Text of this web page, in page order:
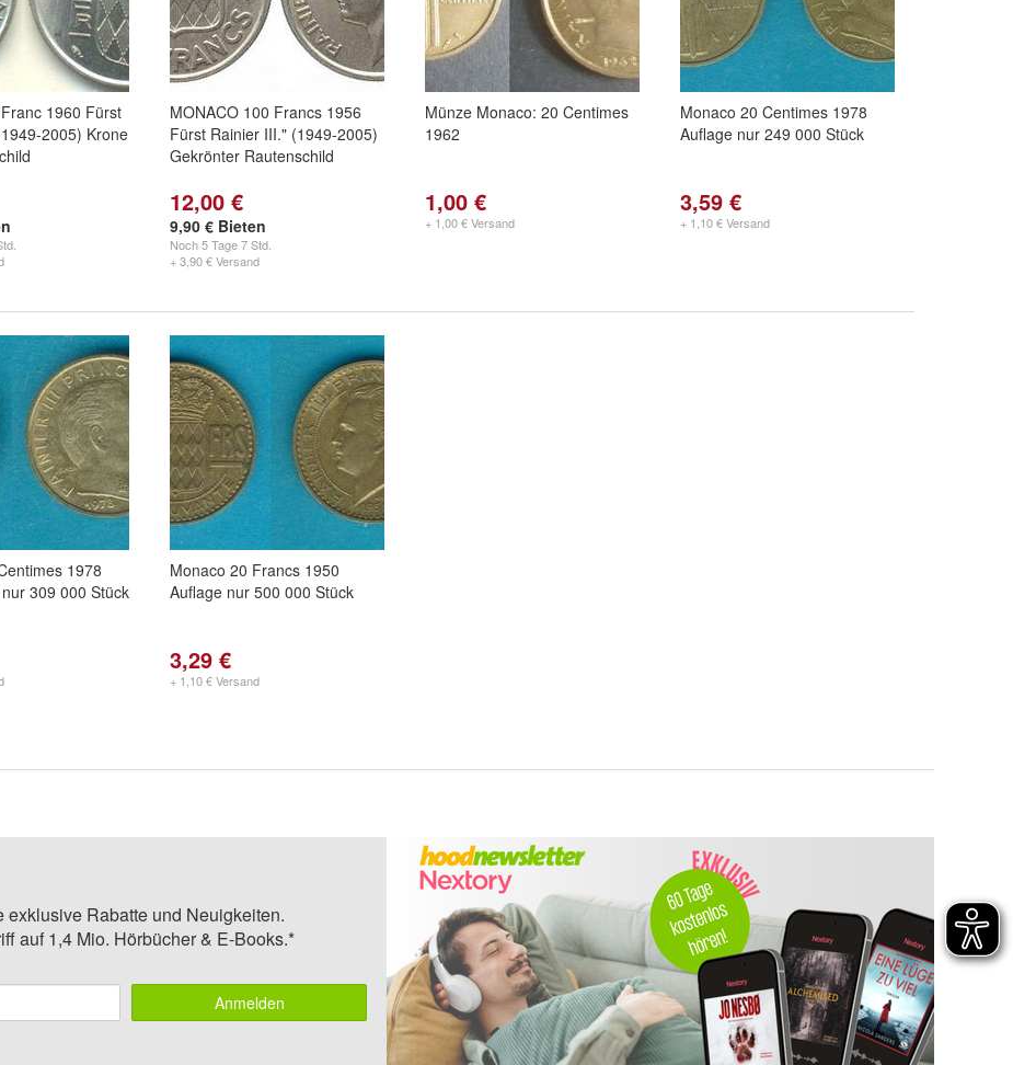
1960 Fürst
2005) Krone
MONACO 100 Francs 1956
Fürst Rainier III." (1949-2005)
Gekrönter Rautenschild
12,00 €
9,90 € Bieten
Noch5 Tage 7 Std.
+ 3,90 € Versand
Münze Monaco: 20 Centimes
1962
1,00 €
+ 1,00 € Versand
Monaco 20 Centimes 1978
Auflage nur 249 000 Stück
3,59 €
+ 1,10 € Versand
1978
309 000 Stück
Monaco 20 Francs 1950
Auflage nur 500 000 Stück
3,29 €
+ 1,10 € Versand
Rabatte und Neuigkeiten.
auf 1,4 Mio. Hörbücher & E-Books.*
Anmelden